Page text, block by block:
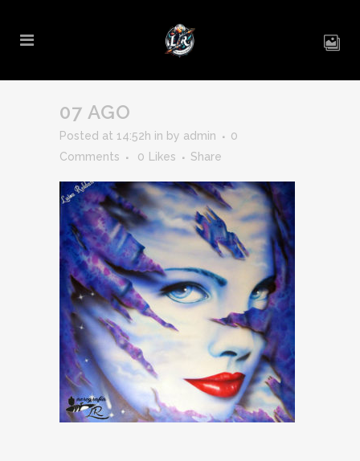
07 AGO
Posted at 14:52h in by admin
0
Comments
0 Likes Share